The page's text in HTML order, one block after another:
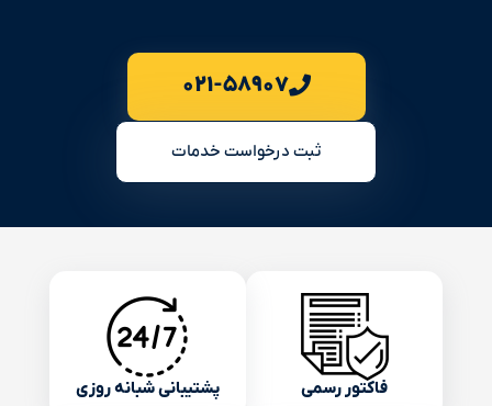
۰۲۱-۵۸۹۰۷
ثبت درخواست خدمات
فاکتور رسمی پشتیبانی شبانه روزی